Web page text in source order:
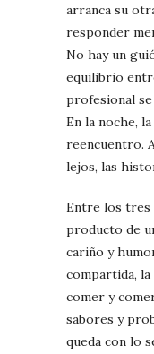
arranca su
responder
No hay un
equilibrio
profesional
En la noche,
reencuentro.
lejos, las
Entre los tres
producto de
cariño y
compartida, la
comer y
sabores y
queda con lo